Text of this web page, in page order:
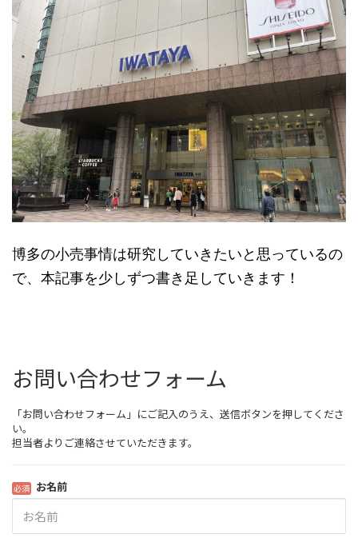
博多の小売事情は研究していきたいと思っているの
で、本記事を少しずつ書き足していきます！